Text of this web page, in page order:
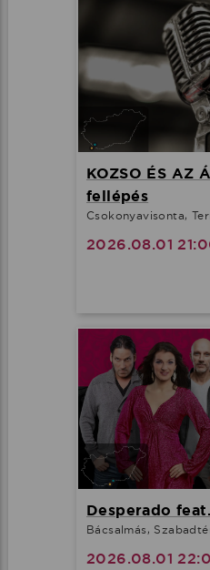
KOZSO ÉS AZ
fellépés
Csokonyavisonta,
2026.08.01
Desperado
Bácsalmás,
2026.08.01